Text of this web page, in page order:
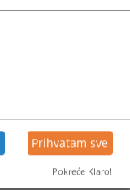
Prihvatam sve
Pokreće Klaro!